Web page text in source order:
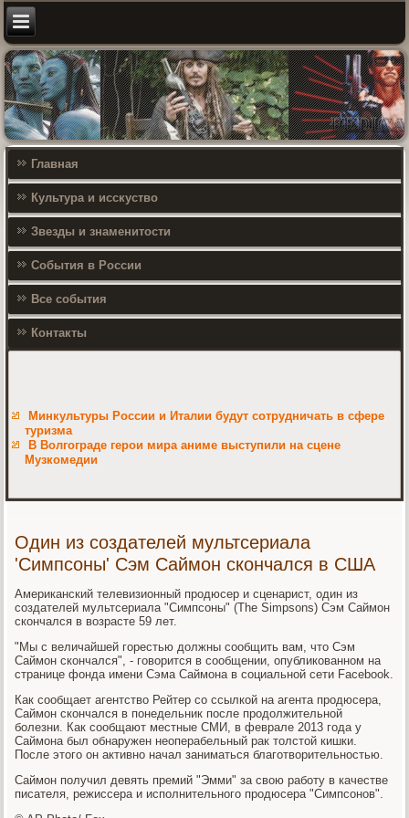
Главная
Культура и исскуство
Звезды и знаменитости
События в России
Все события
Контакты
Минкультуры России и Италии будут сотрудничать в сфере
туризма
В Волгограде герои мира аниме выступили на сцене
Музкомедии
Один из создателей мультсериала
'Симпсоны' Сэм Саймон скончался в США
Американский телевизионный продюсер и сценарист, один из
создателей мультсериала "Симпсоны" (The Simpsons) Сэм Саймон
скончался в возрасте 59 лет.
"Мы с величайшей горестью должны сообщить вам, что Сэм
Саймон скончался", - говорится в сообщении, опубликованном на
странице фонда имени Сэма Саймона в социальной сети Facebook.
Как сообщает агентство Рейтер со ссылкой на агента продюсера,
Саймон скончался в понедельник после продолжительной
болезни. Как сообщают местные СМИ, в феврале 2013 года у
Саймона был обнаружен неоперабельный рак толстой кишки.
После этого он активно начал заниматься благотворительностью.
Саймон получил девять премий "Эмми" за свою работу в качестве
писателя, режиссера и исполнительного продюсера "Симпсонов".